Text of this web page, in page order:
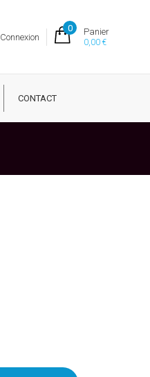
Connexion
0 Panier
0,00 €
CONTACT